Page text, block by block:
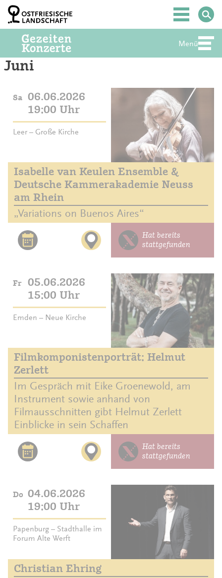
Zum
Inhalt
springen
Hauptmenü
Menü
Juni
Sa 06.06.2026
19:00 Uhr
Leer – Große Kirche
Isabelle van Keulen Ensemble &
Deutsche Kammerakademie Neuss
am Rhein
„Variations on Buenos Aires“
Hat bereits
stattgefunden
Fr
05.06.2026
15:00 Uhr
Emden – Neue Kirche
Filmkomponistenporträt: Helmut
Zerlett
Im Gespräch mit Eike Groenewold, am
Instrument sowie anhand von
Filmausschnitten gibt Helmut Zerlett
Einblicke in sein Schaffen
Hat bereits
stattgefunden
Do 04.06.2026
19:00 Uhr
Papenburg – Stadthalle im
Forum Alte Werft
Christian Ehring